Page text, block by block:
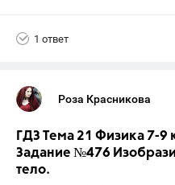
1 ответ
Роза Красникова
ГДЗ Тема 21 Физика 7-
Задание №476
тело.